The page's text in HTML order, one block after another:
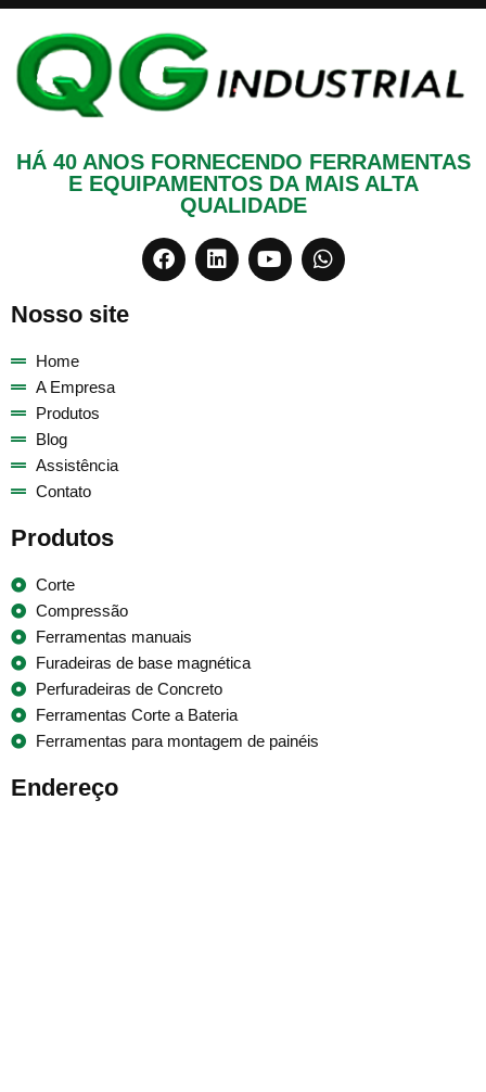
HÁ 40 ANOS FORNECENDO FERRAMENTAS
E EQUIPAMENTOS DA MAIS ALTA
QUALIDADE
Nosso site
Home
A Empresa
Produtos
Blog
Assistência
Contato
Produtos
Corte
Compressão
Ferramentas manuais
Furadeiras de base magnética
Perfuradeiras de Concreto
Ferramentas Corte a Bateria
Ferramentas para montagem de painéis
Endereço